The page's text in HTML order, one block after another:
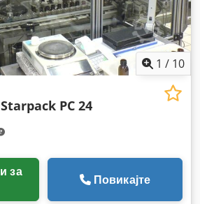
1 / 10
Starpack PC 24
Повикајте